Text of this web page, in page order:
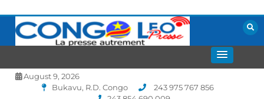
contenu
CONGOLEO
August 9, 2026
Bukavu, R.D. Congo
243 975 767 856